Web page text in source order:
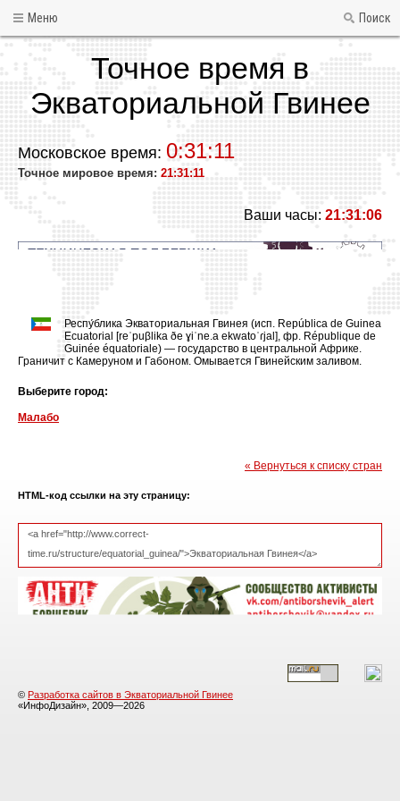
Меню Поиск
Точное время в
Экваториальной Гвинее
Московское время: 0:31:11
Точное мировое время: 21:31:11
Ваши часы: 21:31:06
Респу́блика Экваториальная Гвинея (исп. República de Guinea
Ecuatorial [reˈpuβlika ðe ɣiˈne.a ekwatoˈɾjal], фр. République de
Guinée équatoriale) — государство в центральной Африке.
Граничит с Камеруном и Габоном. Омывается Гвинейским заливом.
Выберите город:
Малабо
« Вернуться к списку стран
HTML-код ссылки на эту страницу:
© Разработка сайтов в Экваториальной Гвинее
«ИнфоДизайн», 2009—2026